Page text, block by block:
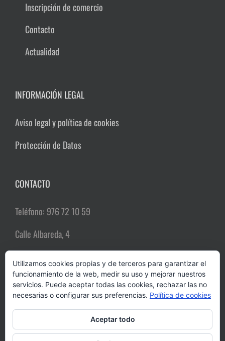
Inscripción de comercio
Contacto
Actualidad
INFORMACIÓN LEGAL
Aviso legal y política de cookies
Protección de Datos
CONTACTO
Teléfono: 976 72 10 59
Calle Albareda, 4
Email:comerciozgz@gmail.com
Utilizamos cookies propias y de terceros para garantizar el
funcionamiento de la web, medir su uso y mejorar nuestros
servicios. Puede aceptar todas las cookies, rechazar las no
necesarias o configurar sus preferencias. Política de cookies
Aceptar todo